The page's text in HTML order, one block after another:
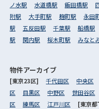
ノ水駅
水道橋駅 飯田橋駅
附駅
大手町駅 麹町駅 永田
駅
五反田駅 千葉駅 船橋駅
駅
関内駅 桜木町駅 みなと
物件アーカイブ
[東京23区] 千代田区 中央区
区
目黒区 中野区 世田谷区
区
練馬区 江戸川区 [東京